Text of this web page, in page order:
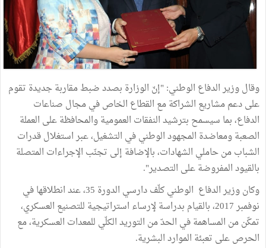
وقال وزير الدفاع الوطني: "إنّ الوزارة بصدد ضبط مقاربة جديدة تقوم
على دعم مشاريع الشراكة مع القطاع الخاص في مجال صناعات
الدفاع، بما سيسمح بترشيد النفقات العمومية والمحافظة على العملة
الصعبة ومعاضدة المجهود الوطني في التشغيل، عبر استغلال قدرات
الشباب من حاملي الشهادات، بالإضافة إلى تجنّب الإجراءات المتصلة
بالقيود المفروضة على التصدير".
وكان وزير الدفاع الوطني كلّف دارسي الدورة 35، عند انطلاقها في
نوفمبر 2017، بالقيام بدراسة لإرساء استراتيجية للتصنيع العسكري،
تمكّن من المساهمة في الحدّ من التوريد الكلّي للمعدات العسكرية، مع
الحرص على تعبئة الموارد البشرية.